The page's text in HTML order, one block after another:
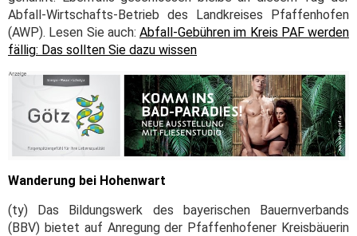
Abfall-Wirtschafts-Betrieb des Landkreises Pfaffenhofen
(AWP). Lesen Sie auch: Abfall-Gebühren im Kreis PAF werden
fällig: Das sollten Sie dazu wissen
Wanderung bei Hohenwart
(ty) Das Bildungswerk des bayerischen Bauernverbands
(BBV) bietet auf Anregung der Pfaffenhofener Kreisbäuerin